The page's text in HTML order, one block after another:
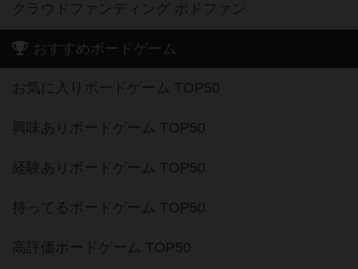
クラウドファンディング ボドファン
おすすめボードゲーム
お気に入りボードゲーム TOP50
興味ありボードゲーム TOP50
経験ありボードゲーム TOP50
持ってるボードゲーム TOP50
高評価ボードゲーム TOP50